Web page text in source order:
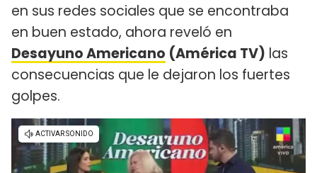
en sus redes sociales que se encontraba
en buen estado, ahora reveló en
Desayuno Americano (América TV) las
consecuencias que le dejaron los fuertes
golpes.